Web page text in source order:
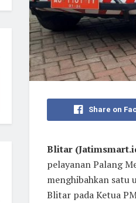
Share on
Blitar
pelayanan Palang
menghibahkan satu
Blitar pada Ketua